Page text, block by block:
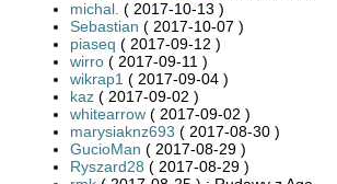
michal. ( 2017-10-13 )
Sebastian ( 2017-10-07 )
piaseq ( 2017-09-12 )
wirro ( 2017-09-11 )
wikrap1 ( 2017-09-04 )
kaz ( 2017-09-02 )
whitearrow ( 2017-09-02 )
marysiaknz693 ( 2017-08-30 )
GucioMan ( 2017-08-29 )
Ryszard28 ( 2017-08-29 )